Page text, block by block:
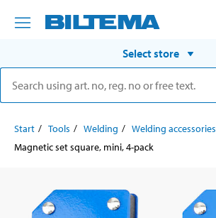
Select store
Start Tools Welding
Welding accessories
Magnetic set square, mini, 4-pack